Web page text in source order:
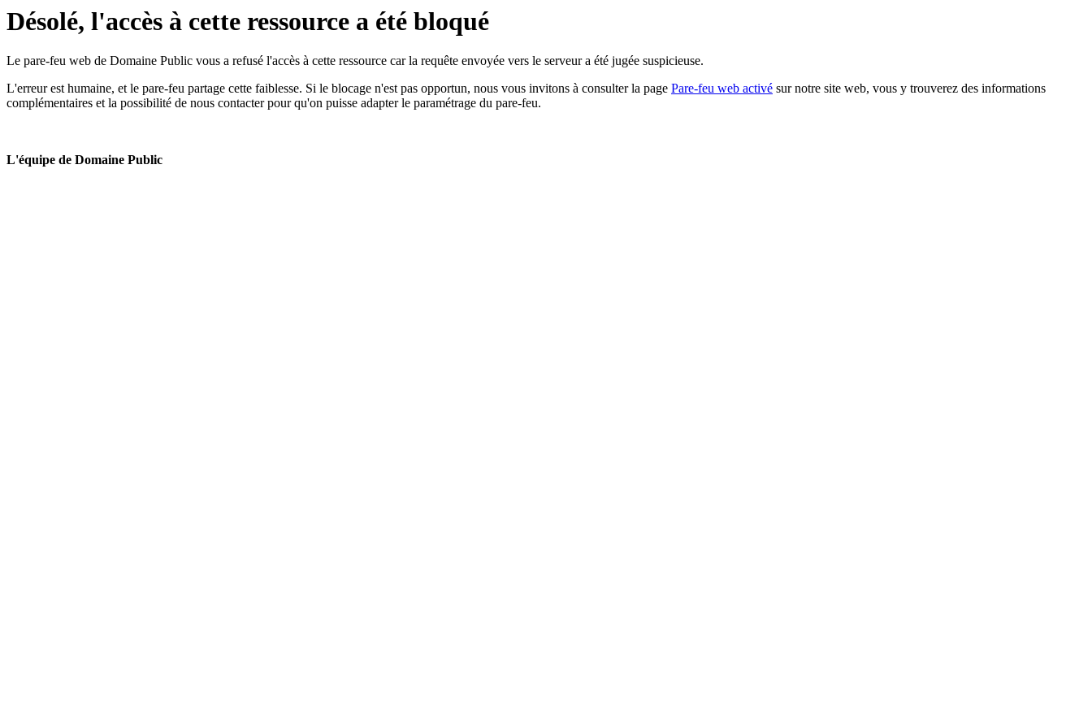
Désolé, l'accès à cette ressource a été bloqué
Le pare-feu web de Domaine Public vous a refusé l'accès à cette ressource car la requête envoyée vers le serveur a été jugée suspicieuse.
L'erreur est humaine, et le pare-feu partage cette faiblesse. Si le blocage n'est pas opportun, nous vous invitons à consulter la page Pare-feu web activé sur notre site web, vous y trouverez des informations
complémentaires et la possibilité de nous contacter pour qu'on puisse adapter le paramétrage du pare-feu.
L'équipe de Domaine Public